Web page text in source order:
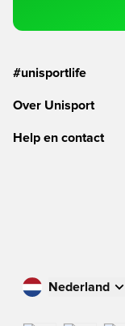
#unisportlife
Over Unisport
Help en contact
Nederland